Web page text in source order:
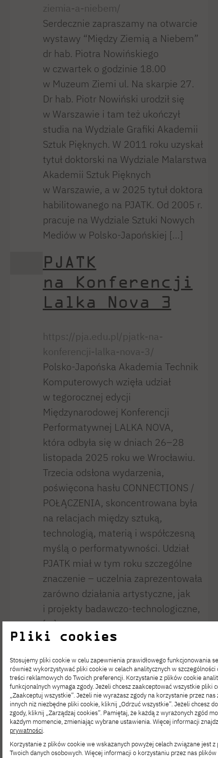
ziemia-a-niebem/
Serdecznie zapraszamy na otwarcie
wystawy “Między Ziemią a Niebem”
dr hab. Piotra Nowińskiego
w czwartek o godzinie 18.00
w Muzeum Ziemi ul. Na skarpie 27.
Dr hab. Piotr Nowiński urodził się
w Warszawie i tam też ukończył
studia na Wydziale Grafiki Akademii
Sztuk Pięknych. W 2011 roku uzyskał
tytuł doktorski na Wydziale Malarstwa
Akademii Sztuk Pięknych
w Warszawie, a w 2025 tytuł doktora
habilitowanego na PJATK. Od 2005 r.
pracuje na Wydziale Sztuki Nowych
Mediów w Polsko-Japońskiej […]
PJATK
na Konferencji
Lalka Nova 3
https://pja.edu.pl/pjatk-na-
konferencji-lalka-nova-3/
Polsko-Japońska Akademia Technik
Komputerowych wzięła udział
w tegorocznej edycji
Międzynarodowej Konferencji
Performatywnej LALKA NOVA,
która odbyła się w dniach 26–28
listopada 2025 roku we Wrocławiu.
Trzecia odsłona wydarzenia,
poświęcona hasłu CONNECTIONS /
POŁĄCZENIA, skoncentrowana była
na relacjach między sztuką,
technologią, materią i współczesną
myślą o performatywności. Udział
PJATK miał w tym roku szczególne
znaczenie – uczelnia zaprezentowała
zarówno działania artystyczne, jak
i projekty badawczo-technologiczne,
[…]
OSAKA 2025 –
spektakularny
sukces
z udziałem
studentów PJATK
Pliki cookies
Stosujemy pliki cookie w celu zapewnienia prawidłowego funkcjonowania
również wykorzystywać pliki cookie w celach analitycznych w szczególności
treści reklamowych do Twoich preferencji. Korzystanie z plików cookie
funkcjonalnych wymaga zgody. Jeżeli chcesz zaakceptować wszystkie pliki
„Zaakceptuj wszystkie”. Jeżeli nie wyrażasz zgody na korzystanie przez
innych niż niezbędne pliki cookie, kliknij „Odrzuć wszystkie”. Jeżeli chcesz
zgody, kliknij „Zarządzaj cookies”. Pamiętaj, że każdą z wyrażonych zgód
każdym momencie, zmieniając wybrane ustawienia. Więcej informacji
prywatności.
Korzystanie z plików cookie we wskazanych powyżej celach związane jest
Twoich danych osobowych. Więcej informacji o korzystaniu przez nas